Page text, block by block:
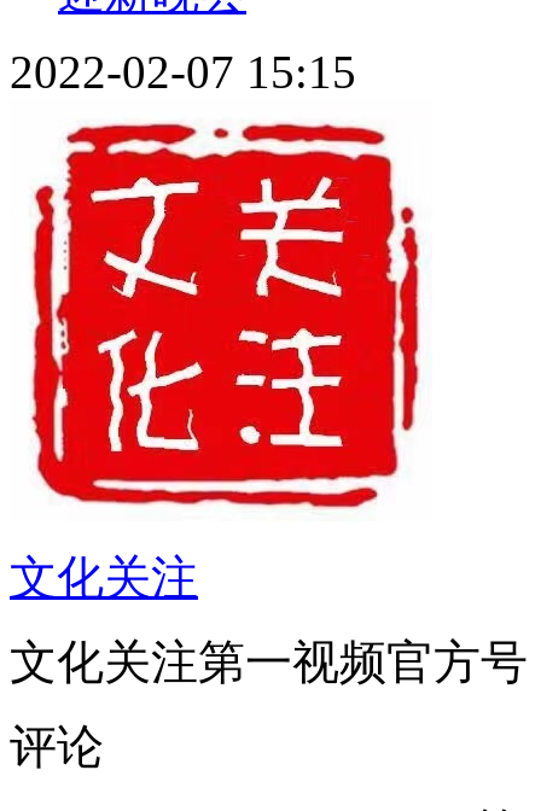
2022-02-07 15:15
文化关注
文化关注第一视频官方号
评论